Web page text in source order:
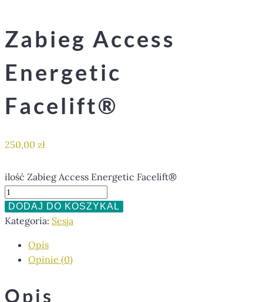
Zabieg Access
Energetic
Facelift®
250,00 zł
ilość Zabieg Access Energetic Facelift®
DODAJ DO KOSZYKA
Kategoria: Sesja
Opis
Opinie (0)
Opis